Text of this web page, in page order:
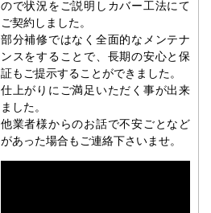
ました。
他業者様からのお話で不安ごとなど
があった場合もご連絡下さいませ。